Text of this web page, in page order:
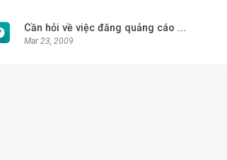
Cần hỏi về việc đăng quảng cáo ...
Mar 23, 2009